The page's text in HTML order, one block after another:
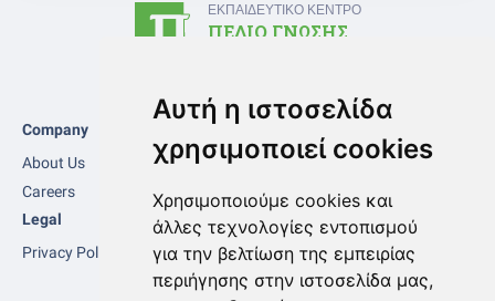
Αυτή η ιστοσελίδα
χρησιμοποιεί cookies
Χρησιμοποιούμε cookies και
άλλες τεχνολογίες εντοπισμού
για την βελτίωση της εμπειρίας
περιήγησης στην ιστοσελίδα μας,
ΕΚΠΑΙΔΕΥΤΙΚΟ ΚΕΝΤΡΟ
ΠΕΔΙΟ ΓΝΩΣΗΣ
Company
About Us
Careers
Legal
Privacy Policy
Επικοινωνία
pin_drop Λεωφ. Μακαρίου 87, 1ος όροφος,
2223 Λατσιά, Λευκωσία, Κύπρος
Επαγγελματικής
Κατάρτισης
(ΑνΑΔ)
Φροντιστήριο
Μαθητών
phone+35799858857